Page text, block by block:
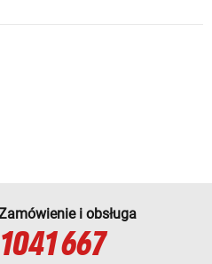
i obsługa
667